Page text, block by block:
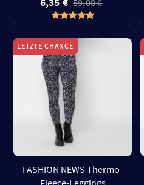
59,00 €
LETZTE CHANCE
FASHION NEWS Thermo-
Fleece-Leggings